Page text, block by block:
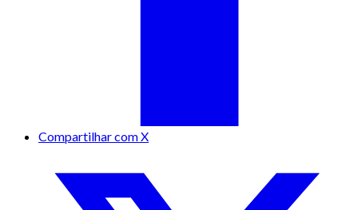
Compartilhar com X